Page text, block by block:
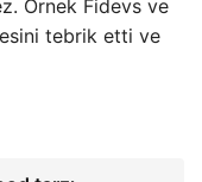
Örnek Fidevs ve
tebrik etti ve